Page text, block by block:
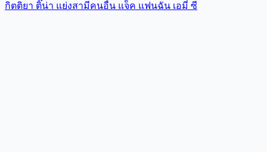
กิตติยา ติ๊น่า แย่งสามีคนอื่น แจ็ค แฟนฉัน เอมี่ ซี